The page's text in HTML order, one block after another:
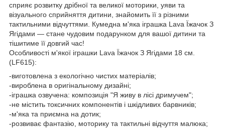
сприяє розвитку дрібної та великої моторики, уяви та
візуального сприйняття дитини, знайомить її з різними
тактильними відчуттями. Кумедна м'яка іграшка Lava Їжачок З
Ягідами — стане чудовим подарунком для вашої дитини та
тішитиме її довгий час!
Особливості м'якої іграшки Lava Їжачок З Ягідами 18 см.
(LF615):
-виготовлена з екологічно чистих матеріалів;
-вироблена в оригінальному дизайні;
-іграшка озвучена: композиція "Я живу в лісі дримучем";
-не містить токсичних компонентів і шкідливих барвників;
-м'яка та приємна на дотик;
-розвиває фантазію, моторику та тактильні відчуття малюка;